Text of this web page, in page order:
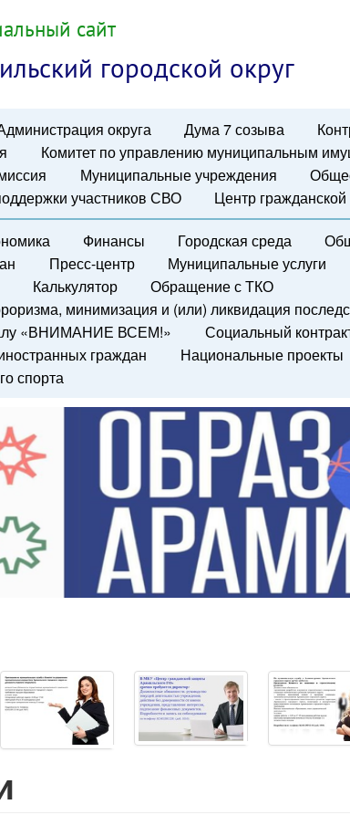
сайт
городской округ
округа Дума 7 созыва
Комитет по управлению муниципальным
Муниципальные учреждения
участников СВО Центр
Финансы Городская среда
Пресс-центр Муниципальные услуги
Калькулятор
Обращение с ТКО
минимизация и (или) ликвидация
«ВНИМАНИЕ ВСЕМ!»
Социальный
граждан
Национальные проекты
спорта